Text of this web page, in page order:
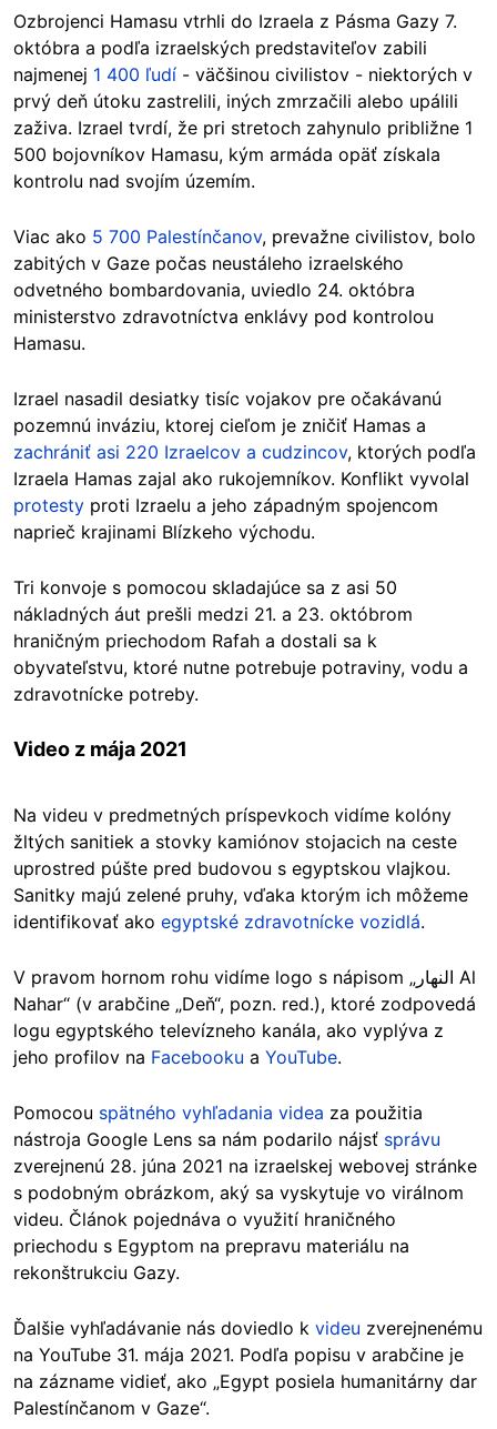
Ozbrojenci Hamasu vtrhli do Izraela z Pásma Gazy 7.
októbra a podľa izraelských predstaviteľov zabili
najmenej 1 400 ľudí - väčšinou civilistov - niektorých v
prvý deň útoku zastrelili, iných zmrzačili alebo upálili
zaživa. Izrael tvrdí, že pri stretoch zahynulo približne 1
500 bojovníkov Hamasu, kým armáda opäť získala
kontrolu nad svojím územím.
Viac ako 5 700 Palestínčanov, prevažne civilistov, bolo
zabitých v Gaze počas neustáleho izraelského
odvetného bombardovania, uviedlo 24. októbra
ministerstvo zdravotníctva enklávy pod kontrolou
Hamasu.
Izrael nasadil desiatky tisíc vojakov pre očakávanú
pozemnú inváziu, ktorej cieľom je zničiť Hamas a
zachrániť asi 220 Izraelcov a cudzincov, ktorých podľa
Izraela Hamas zajal ako rukojemníkov. Konflikt vyvolal
protesty proti Izraelu a jeho západným spojencom
naprieč krajinami Blízkeho východu.
Tri konvoje s pomocou skladajúce sa z asi 50
nákladných áut prešli medzi 21. a 23. októbrom
hraničným priechodom Rafah a dostali sa k
obyvateľstvu, ktoré nutne potrebuje potraviny, vodu a
zdravotnícke potreby.
Video z mája 2021
Na videu v predmetných príspevkoch vidíme kolóny
žltých sanitiek a stovky kamiónov stojacich na ceste
uprostred púšte pred budovou s egyptskou vlajkou.
Sanitky majú zelené pruhy, vďaka ktorým ich môžeme
identifikovať ako egyptské zdravotnícke vozidlá.
V pravom hornom rohu vidíme logo s nápisom „النهار Al
Nahar“ (v arabčine „Deň“, pozn. red.), ktoré zodpovedá
logu egyptského televízneho kanála, ako vyplýva z
jeho profilov na Facebooku a YouTube.
Pomocou spätného vyhľadania videa za použitia
nástroja Google Lens sa nám podarilo nájsť správu
zverejnenú 28. júna 2021 na izraelskej webovej stránke
s podobným obrázkom, aký sa vyskytuje vo virálnom
videu. Článok pojednáva o využití hraničného
priechodu s Egyptom na prepravu materiálu na
rekonštrukciu Gazy.
Ďalšie vyhľadávanie nás doviedlo k videu zverejnenému
na YouTube 31. mája 2021. Podľa popisu v arabčine je
na zázname vidieť, ako „Egypt posiela humanitárny dar
Palestínčanom v Gaze“.